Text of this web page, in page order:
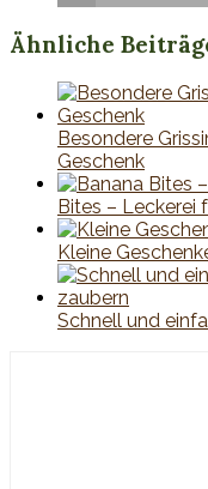
Ähnliche
Besondere
Geschenk
Bites – Leckerei
Kleine
Schnell und